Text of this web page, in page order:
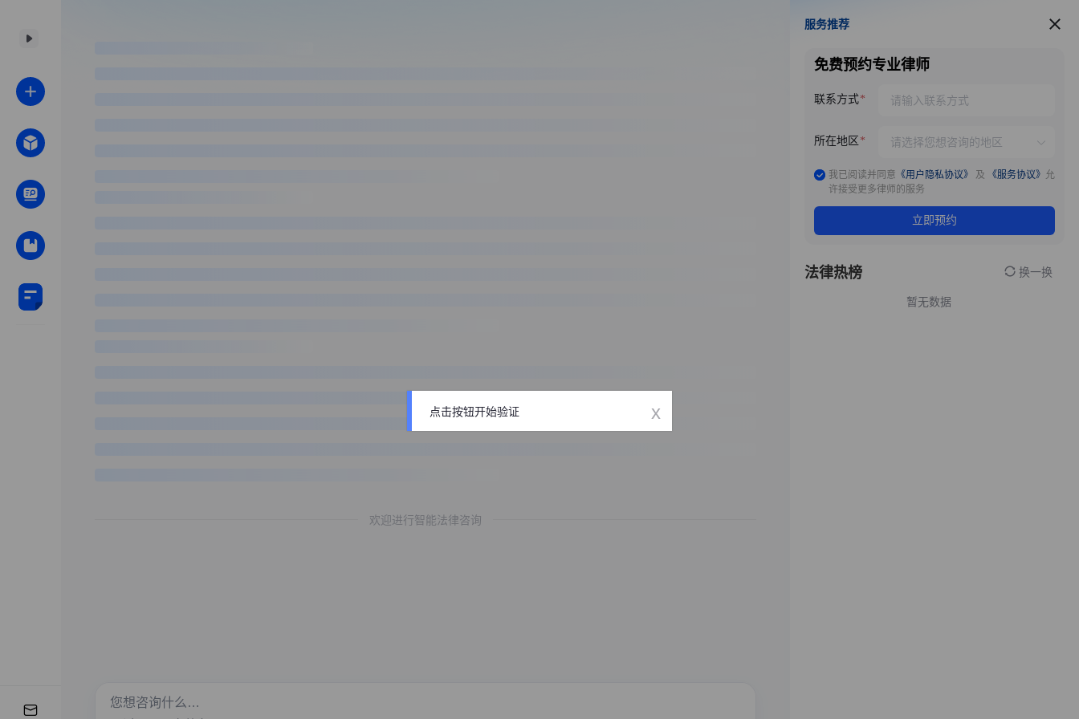
欢迎进行智能法律咨询
服务推荐
服务推荐
免费预约专业律师
联系方式
所在地区
我已阅读并同意 《用户隐私协议》 及 《服务协议》 允
许接受更多律师的服务
立即预约
法律热榜 换一换
暂无数据
点击按钮开始验证 x